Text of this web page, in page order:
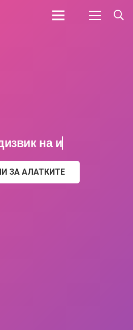
на идеј
ЗА АЛАТКИТЕ